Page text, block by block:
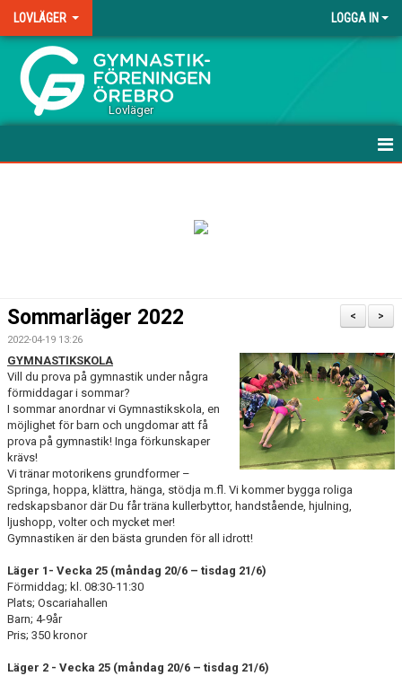
LOVLÄGER LOGGA IN
.
Lovläger
>
<
Sommarläger 2022
2022-04-19 13:26
GYMNASTIKSKOLA
Vill du prova på gymnastik under några
förmiddagar i sommar?
I sommar anordnar vi Gymnastikskola, en
möjlighet för barn och ungdomar att få
prova på gymnastik! Inga förkunskaper
krävs!
Vi tränar motorikens grundformer –
Springa, hoppa, klättra, hänga, stödja m.fl. Vi kommer bygga roliga
redskapsbanor där Du får träna kullerbyttor, handstående, hjulning,
ljushopp, volter och mycket mer!
Gymnastiken är den bästa grunden för all idrott!
Läger 1- Vecka 25 (måndag 20/6 – tisdag 21/6)
Förmiddag; kl. 08:30-11:30
Plats; Oscariahallen
Barn; 4-9år
Pris; 350 kronor
Läger 2 - Vecka 25 (måndag 20/6 – tisdag 21/6)